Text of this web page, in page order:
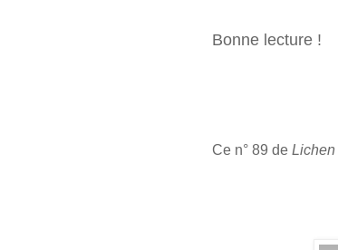
Bonne lecture !
Ce n° 89 de Lichen